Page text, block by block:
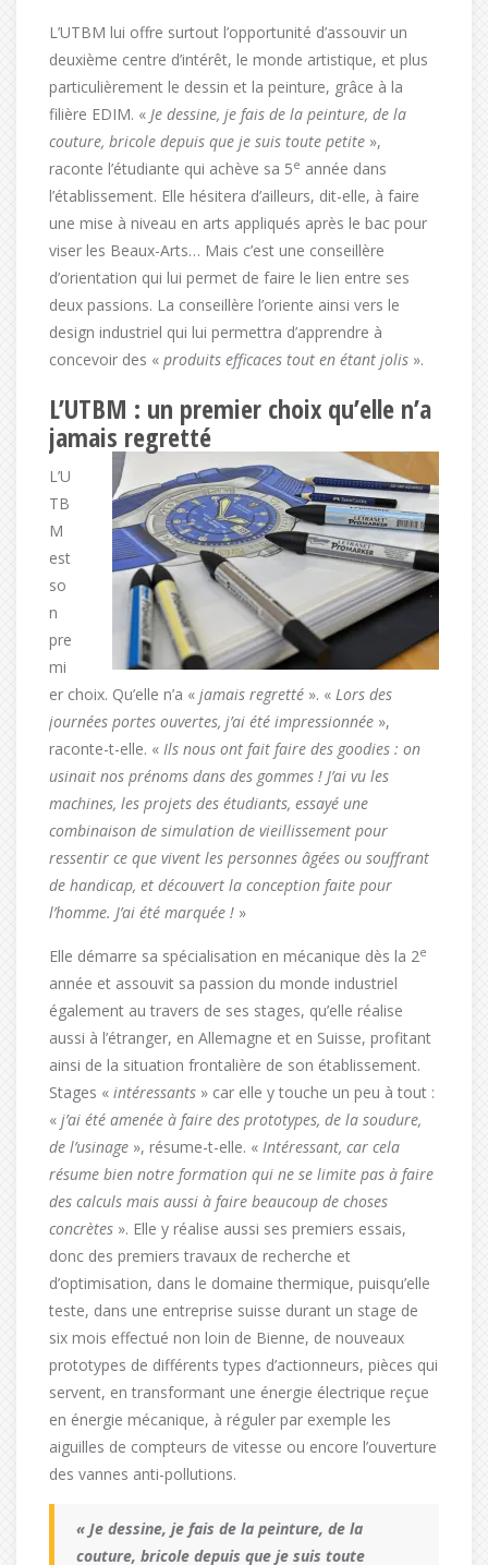
L’UTBM lui offre surtout l’opportunité d’assouvir un
deuxième centre d’intérêt, le monde artistique, et plus
particulièrement le dessin et la peinture, grâce à la
filière EDIM. « Je dessine, je fais de la peinture, de la
couture, bricole depuis que je suis toute petite »,
raconte l’étudiante qui achève sa 5e année dans
l’établissement. Elle hésitera d’ailleurs, dit-elle, à faire
une mise à niveau en arts appliqués après le bac pour
viser les Beaux-Arts… Mais c’est une conseillère
d’orientation qui lui permet de faire le lien entre ses
deux passions. La conseillère l’oriente ainsi vers le
design industriel qui lui permettra d’apprendre à
concevoir des « produits efficaces tout en étant jolis ».
L’UTBM : un premier choix qu’elle n’a
jamais regretté
L’U
TB
M
est
so
n
pre
mi
er choix. Qu’elle n’a « jamais regretté ». « Lors des
journées portes ouvertes, j’ai été impressionnée »,
raconte-t-elle. « Ils nous ont fait faire des goodies : on
usinait nos prénoms dans des gommes ! J’ai vu les
machines, les projets des étudiants, essayé une
combinaison de simulation de vieillissement pour
ressentir ce que vivent les personnes âgées ou souffrant
de handicap, et découvert la conception faite pour
l’homme. J’ai été marquée ! »
Elle démarre sa spécialisation en mécanique dès la 2e
année et assouvit sa passion du monde industriel
également au travers de ses stages, qu’elle réalise
aussi à l’étranger, en Allemagne et en Suisse, profitant
ainsi de la situation frontalière de son établissement.
Stages « intéressants » car elle y touche un peu à tout :
« j’ai été amenée à faire des prototypes, de la soudure,
de l’usinage », résume-t-elle. « Intéressant, car cela
résume bien notre formation qui ne se limite pas à faire
des calculs mais aussi à faire beaucoup de choses
concrètes ». Elle y réalise aussi ses premiers essais,
donc des premiers travaux de recherche et
d’optimisation, dans le domaine thermique, puisqu’elle
teste, dans une entreprise suisse durant un stage de
six mois effectué non loin de Bienne, de nouveaux
prototypes de différents types d’actionneurs, pièces qui
servent, en transformant une énergie électrique reçue
en énergie mécanique, à réguler par exemple les
aiguilles de compteurs de vitesse ou encore l’ouverture
des vannes anti-pollutions.
« Je dessine, je fais de la peinture, de la
couture, bricole depuis que je suis toute